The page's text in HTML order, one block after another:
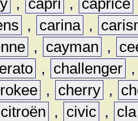
, capri , caprice
, carina ,
, cayman ,
, challenger
, cherry ,
citroën , civic ,
cla